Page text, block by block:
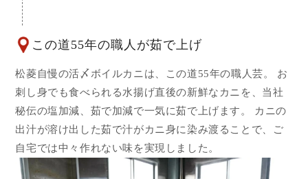
この道55年の職人が茹で上げ
松菱自慢の活〆ボイルカニは、この道55年の職人芸。 お
刺し身でも食べられる水揚げ直後の新鮮なカニを、当社
秘伝の塩加減、茹で加減で一気に茹で上げます。 カニの
出汁が溶け出した茹で汁がカニ身に染み渡ることで、ご
自宅では中々作れない味を実現しました。